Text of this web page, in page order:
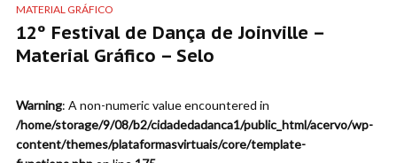
MATERIAL GRÁFICO
12º Festival de Dança de Joinville –
Material Gráfico – Selo
Warning: A non-numeric value encountered in
/home/storage/9/08/b2/cidadedadanca1/public_html/acervo/wp-
content/themes/plataformasvirtuais/core/template-